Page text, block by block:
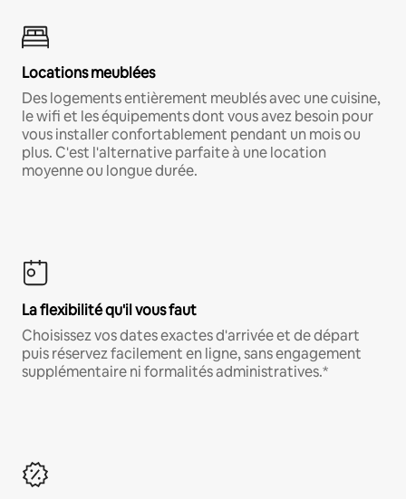
Locations meublées
Des logements entièrement meublés avec une cuisine,
le wifi et les équipements dont vous avez besoin pour
vous installer confortablement pendant un mois ou
plus. C'est l'alternative parfaite à une location
moyenne ou longue durée.
La flexibilité qu'il vous faut
Choisissez vos dates exactes d'arrivée et de départ
puis réservez facilement en ligne, sans engagement
supplémentaire ni formalités administratives.*